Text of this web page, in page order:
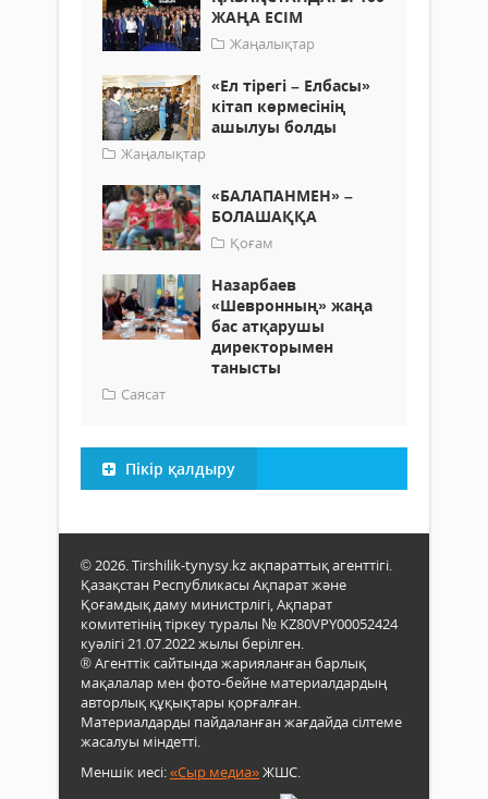
ЖАҢА ЕСІМ
Жаңалықтар
«Ел тірегі – Елбасы»
кітап көрмесінің
ашылуы болды
Жаңалықтар
«БАЛАПАНМЕН» –
БОЛАШАҚҚА
Қоғам
Назарбаев
«Шевронның» жаңа
бас атқарушы
директорымен
танысты
Саясат
Пікір қалдыру
© 2026. Tirshilik-tynysy.kz ақпараттық агенттігі.
Қазақстан Республикасы Ақпарат және
Қоғамдық даму министрлігі, Ақпарат
комитетінің тіркеу туралы № KZ80VPY00052424
куәлігі 21.07.2022 жылы берілген.
® Агенттік сайтында жарияланған барлық
мақалалар мен фото-бейне материалдардың
авторлық құқықтары қорғалған.
Материалдарды пайдаланған жағдайда сілтеме
жасалуы міндетті.
Меншік иесі:«Сыр медиа»ЖШС.